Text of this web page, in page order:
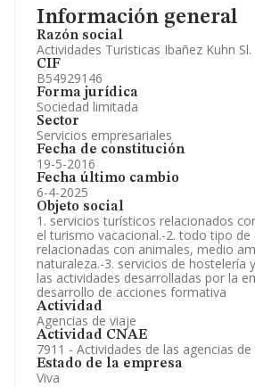
Información general
Razón social
Actividades Turisticas Ibañez Kuhn Sl.
CIF
B54929146
Forma jurídica
Sociedad limitada
Sector
Servicios empresariales
Fecha de constitución
19-5-2016
Fecha último cambio
6-4-2025
Objeto social
1. servicios turísticos relacionados
el turismo vacacional.-2. todo tipo de
relacionadas con animales, medio
naturaleza.-3. servicios de hostelería
las actividades desarrolladas por la
desarrollo de acciones formativa
Actividad
Agencias de viaje
Actividad CNAE
7911 - Actividades de las agencias de
Estado de la empresa
Viva
Información oficial y registral